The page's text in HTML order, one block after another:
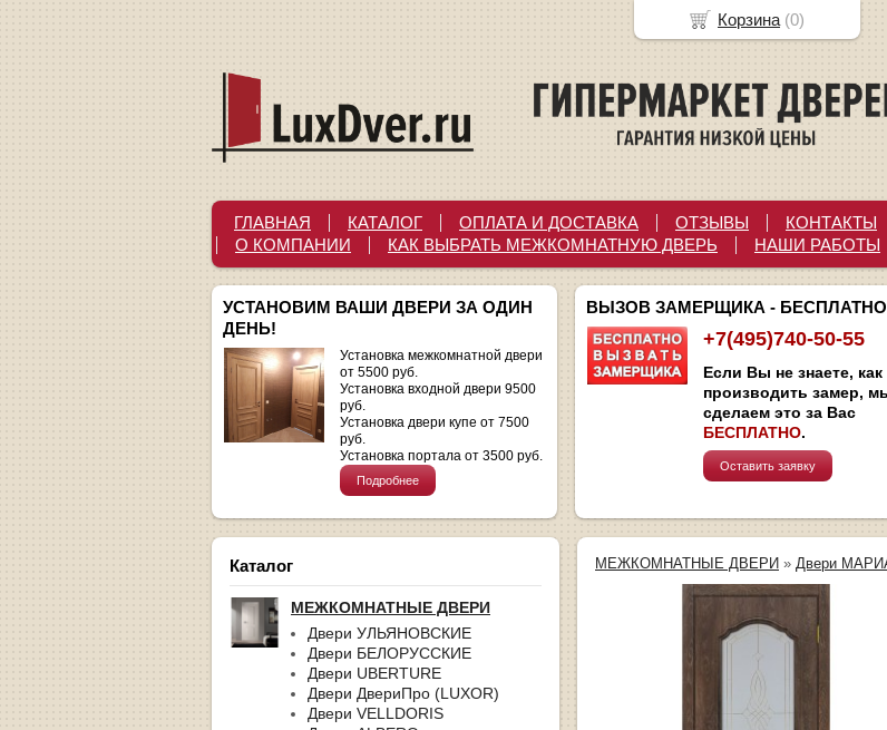
ГЛАВНАЯ КАТАЛОГ ОПЛАТА И ДОСТАВКА ОТЗЫВЫ КОНТАКТЫ
О КОМПАНИИ
КАК ВЫБРАТЬ МЕЖКОМНАТНУЮ ДВЕРЬ НАШИ РАБОТЫ
УСТАНОВИМ ВАШИ ДВЕРИ ЗА ОДИН
ДЕНЬ!
Установка межкомнатной двери
от 5500 руб.
Установка входной двери 9500
руб.
Установка двери купе от 7500
руб.
Установка портала от 3500 руб.
Подробнее
ВЫЗОВ ЗАМЕРЩИКА -
+7(495)740-50-55
Если Вы не знаете, как
производить замер,
сделаем это за Вас
БЕСПЛАТНО.
Оставить заявку
Каталог
МЕЖКОМНАТНЫЕ ДВЕРИ
Двери УЛЬЯНОВСКИЕ
Двери БЕЛОРУССКИЕ
Двери UBERTURE
Двери ДвериПро (LUXOR)
Двери VELLDORIS
МЕЖКОМНАТНЫЕ ДВЕРИ » Двери
Корзина (0)